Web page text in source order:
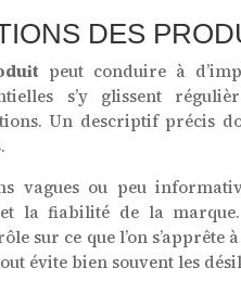
DES
peut conduire à
s’y glissent
Un descriptif précis
.
vagues ou peu
la fiabilité de la
sur ce que l’on s’apprête
évite bien souvent les